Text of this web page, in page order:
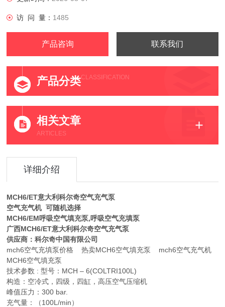
访 问 量： 1485
产品咨询 联系我们
产品分类CLASSIFICATION
相关文章
ARTICLES
详细介绍
MCH6/ET意大利科尔奇空气充气泵
空气充气机 可随机选择
MCH6/EM呼吸空气填充泵,呼吸空气充填泵
广西MCH6/ET意大利科尔奇空气充气泵
供应商：科尔奇中国有限公司
mch6空气充填泵价格 热卖MCH6空气填充泵 mch6空气充气机
MCH6空气填充泵
技术参数 : 型号：MCH – 6(COLTRI100L)
构造：空冷式，四级，四缸，高压空气压缩机
峰值压力：300 bar.
充气量：（100L/min）